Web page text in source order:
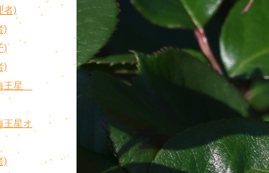
者)
)
)
)
王星
王星オ
)